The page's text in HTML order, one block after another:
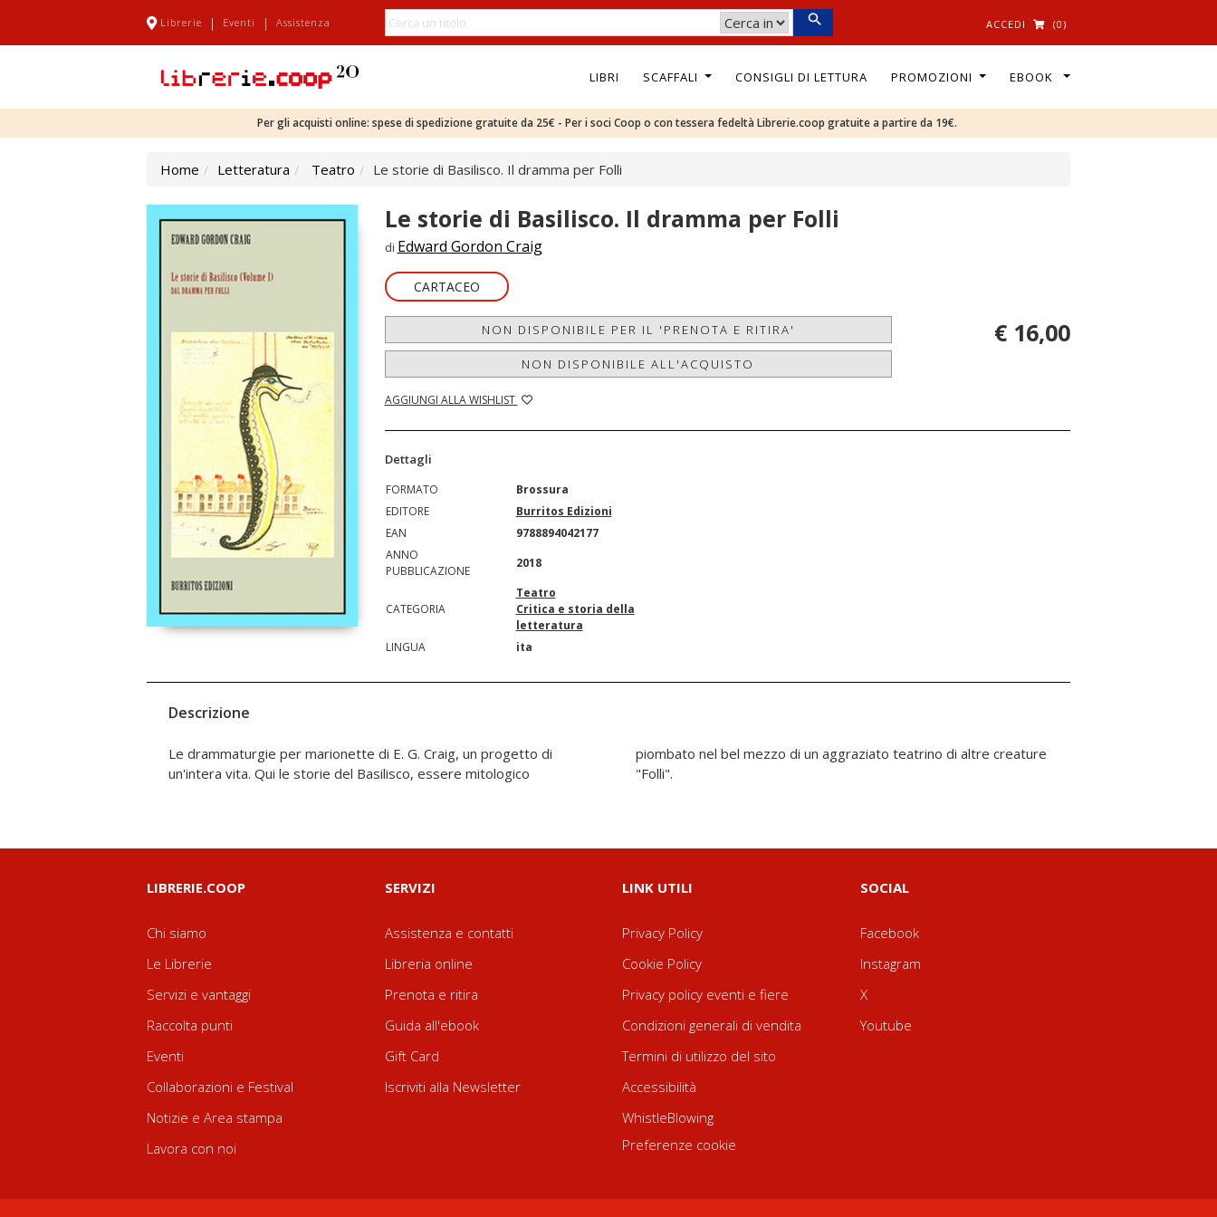
Librerie | Eventi | Assistenza ACCEDI (0)
LIBRI SCAFFALI CONSIGLI DI LETTURA PROMOZIONI EBOOK
Per gli acquisti online: spese di spedizione gratuite da 25€ - Per i soci Coop o con tessera fedeltà Librerie.coop gratuite a partire da 19€.
Home Letteratura Teatro Le storie di Basilisco. Il dramma per Folli
Le storie di Basilisco. Il dramma per Folli
di Edward Gordon Craig
CARTACEO
NON DISPONIBILE PER IL 'PRENOTA E RITIRA'
NON DISPONIBILE ALL'ACQUISTO
AGGIUNGI ALLA WISHLIST
€ 16,00
Dettagli
FORMATO
Brossura
EDITORE
Burritos Edizioni
EAN
9788894042177
ANNO
PUBBLICAZIONE
2018
CATEGORIA
Teatro
Critica e storia della
letteratura
LINGUA
ita
Descrizione
Le drammaturgie per marionette di E. G. Craig, un progetto di
un'intera vita. Qui le storie del Basilisco, essere mitologico
piombato nel bel mezzo di un aggraziato teatrino di altre creature
"Folli".
LIBRERIE.COOP
Chi siamo
Le Librerie
Servizi e vantaggi
Raccolta punti
Eventi
Collaborazioni e Festival
Notizie e Area stampa
Lavora con noi
SERVIZI
Assistenza e contatti
Libreria online
Prenota e ritira
Guida all'ebook
Gift Card
Iscriviti alla Newsletter
LINK UTILI
Privacy Policy
Cookie Policy
Privacy policy eventi e fiere
Condizioni generali di vendita
Termini di utilizzo del sito
Accessibilità
WhistleBlowing
Preferenze cookie
SOCIAL
Facebook
Instagram
X
Youtube